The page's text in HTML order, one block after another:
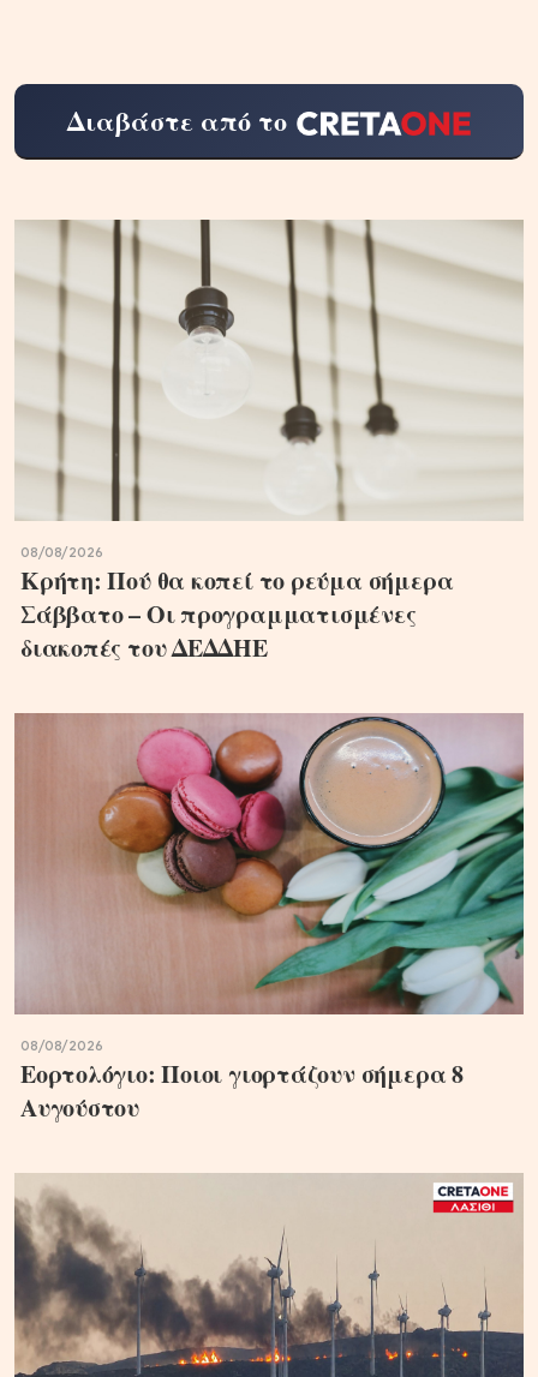
Διαβάστε από το
08/08/2026
Κρήτη: Πού θα κοπεί το ρεύμα σήμερα
Σάββατο – Οι προγραμματισμένες
διακοπές του ΔΕΔΔΗΕ
08/08/2026
Εορτολόγιο: Ποιοι γιορτάζουν σήμερα 8
Αυγούστου